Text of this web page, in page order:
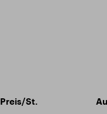
Preis/St.